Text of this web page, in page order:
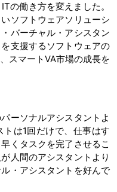
の働き方を変えました。
ソフトウェアソリューシ
バーチャル・アシスタン
支援するソフトウェアの
スマートVA市場の成長を
ーソナルアシスタントよ
は1回だけで、仕事はす
くタスクを完了させるこ
人間のアシスタントより
・アシスタントを好んで